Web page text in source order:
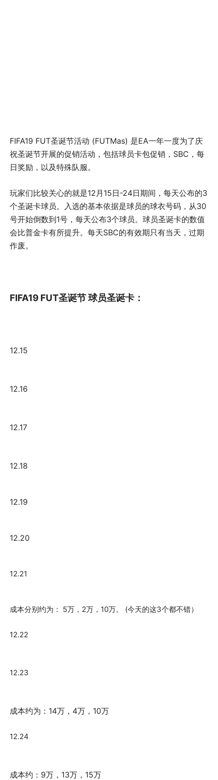
FIFA19 FUT圣诞节活动 (FUTMas) 是EA一年一度为了庆
祝圣诞节开展的促销活动，包括球员卡包促销，SBC，每
日奖励，以及特殊队服。
玩家们比较关心的就是12月15日-24日期间，每天公布的3
个圣诞卡球员。入选的基本依据是球员的球衣号码，从30
号开始倒数到1号，每天公布3个球员。球员圣诞卡的数值
会比普金卡有所提升。每天SBC的有效期只有当天，过期
作废。
FIFA19 FUT圣诞节 球员圣诞卡：
12.15
12.16
12.17
12.18
12.19
12.20
12.21
成本分别约为： 5万，2万，10万。 (今天的这3个都不错）
12.22
12.23
成本约为：14万，4万，10万
12.24
成本约：9万，13万，15万